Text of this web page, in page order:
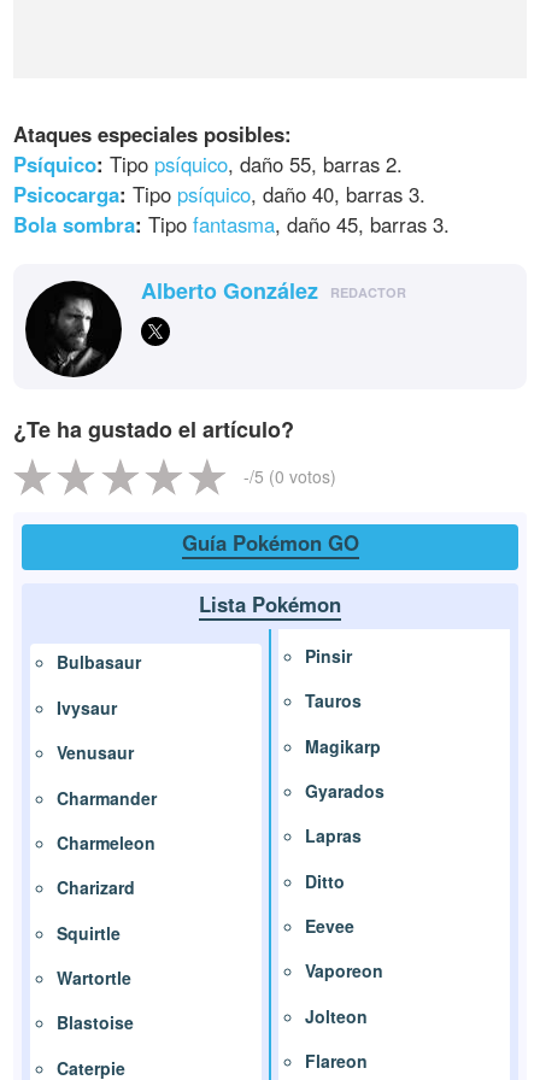
Ataques especiales posibles:
Psíquico: Tipo psíquico, daño 55, barras 2.
Psicocarga: Tipo psíquico, daño 40, barras 3.
Bola sombra: Tipofantasma, daño 45, barras 3.
Alberto González REDACTOR
¿Te ha gustado el artículo?
-/5 (0 votos)
Guía Pokémon GO
Lista Pokémon
Bulbasaur
Ivysaur
Venusaur
Charmander
Charmeleon
Charizard
Squirtle
Wartortle
Blastoise
Caterpie
Pinsir
Tauros
Magikarp
Gyarados
Lapras
Ditto
Eevee
Vaporeon
Jolteon
Flareon